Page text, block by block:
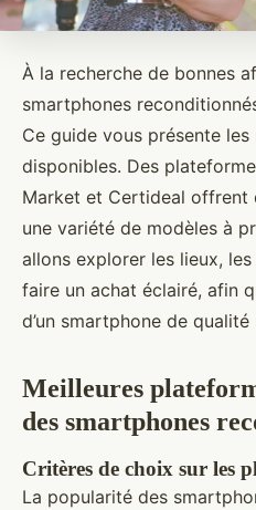
À la recherche de bonnes
smartphones
Ce guide vous présente
disponibles. Des
Market et Certideal offrent
une variété de modèles à
allons explorer les lieux,
faire un achat éclairé, afin
d’un smartphone de qualité
Meilleures
des smartphones
Critères de choix sur les
La popularité des